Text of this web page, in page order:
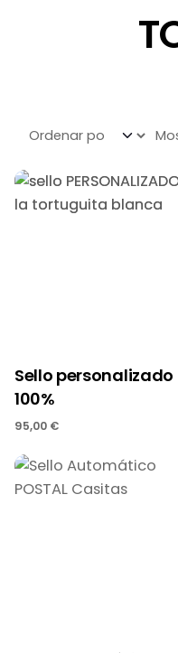
Sello personalizado
100%
95,00 €